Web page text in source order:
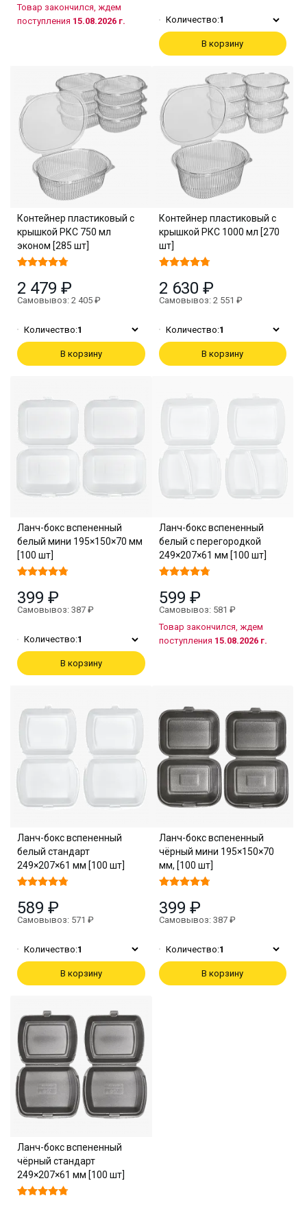
Товар закончился, ждем
поступления 15.08.2026 г. Количество:1
В корзину
Контейнер пластиковый с
крышкой РКС 750 мл
эконом [285 шт]
2 479 ₽
Самовывоз: 2 405 ₽
Количество:1
В корзину
Контейнер пластиковый с
крышкой РКС 1000 мл [270
шт]
2 630 ₽
Самовывоз: 2 551 ₽
Количество:1
В корзину
Ланч-бокс вспененный
белый мини 195×150×70 мм
[100 шт]
399 ₽
Самовывоз: 387 ₽
Количество:1
В корзину
Ланч-бокс вспененный
белый с перегородкой
249×207×61 мм [100 шт]
599 ₽
Самовывоз: 581 ₽
Товар закончился, ждем
поступления 15.08.2026 г.
Ланч-бокс вспененный
белый стандарт
249×207×61 мм [100 шт]
589 ₽
Самовывоз: 571 ₽
Количество:1
В корзину
Ланч-бокс вспененный
чёрный мини 195×150×70
мм, [100 шт]
399 ₽
Самовывоз: 387 ₽
Количество:1
В корзину
Ланч-бокс вспененный
чёрный стандарт
249×207×61 мм [100 шт]